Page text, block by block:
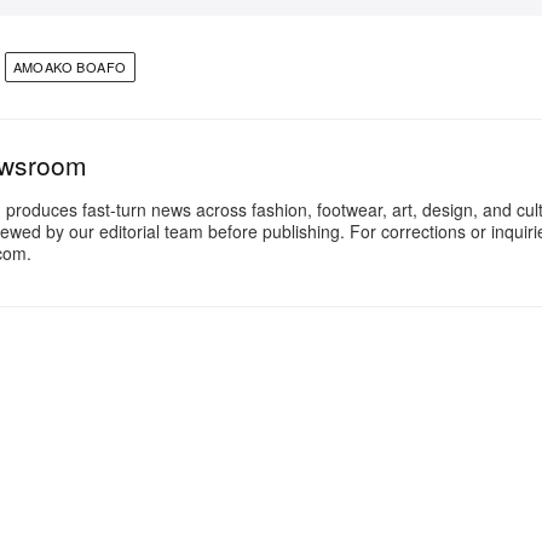
AMOAKO BOAFO
fast-turn news across fashion, footwear, art, design, and
by our editorial team before publishing. For corrections or